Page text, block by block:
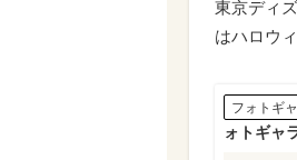
東京ディ
はハロウ
フォトギ
ォトギャ